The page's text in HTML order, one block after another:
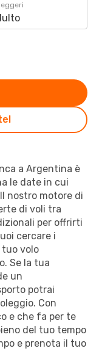
a Argentina è
le date in cui
nostro motore di
di voli tra
per offrirti
cercare i
volo
Se la tua
un
potrai
Con
e che fa per te
del tuo tempo
e prenota il tuo